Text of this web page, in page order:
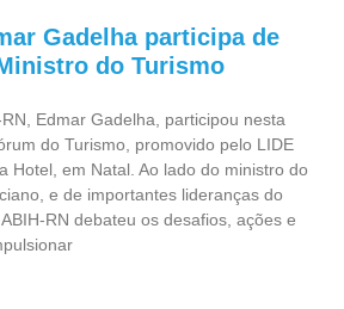
Gadelha participa de
do Turismo
Edmar Gadelha, participou nesta
do Turismo, promovido pelo LIDE
Hotel, em Natal. Ao lado do ministro do
e de importantes lideranças do
RN debateu os desafios, ações e